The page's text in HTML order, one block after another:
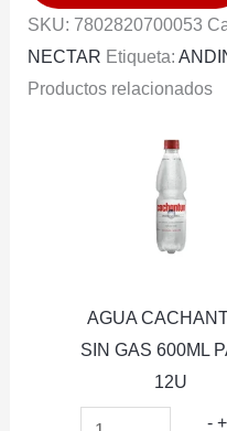
DEL
VALLE
NARANJA
SKU: 7802820700053
NECTAR Etiqueta:
Productos relacionados
AGUA
SIN GAS 600ML
12U
- +